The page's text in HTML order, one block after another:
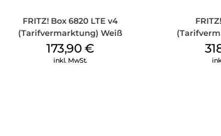
regelmäßig kostenlose Updates, um die Software auf dem
und potenzielle Bedrohungen sofort abzuwehren. Darüber
drahtlose Verbindungen und die Einrichtung nach neuesten
unbefugtem Zugriff geschützt.
FRITZ! Box 6820 LTE v4
(Tarifvermarktung) Weiß
173,90€
inkl. MwSt.